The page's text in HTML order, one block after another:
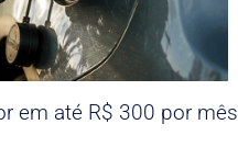
em até R$ 300 por mês